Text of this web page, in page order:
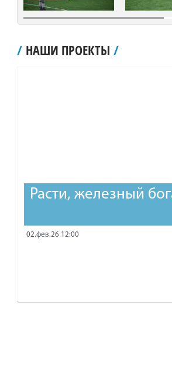
/ НАШИ ПРОЕКТЫ /
Расти, железный
02.фев.26 12:00